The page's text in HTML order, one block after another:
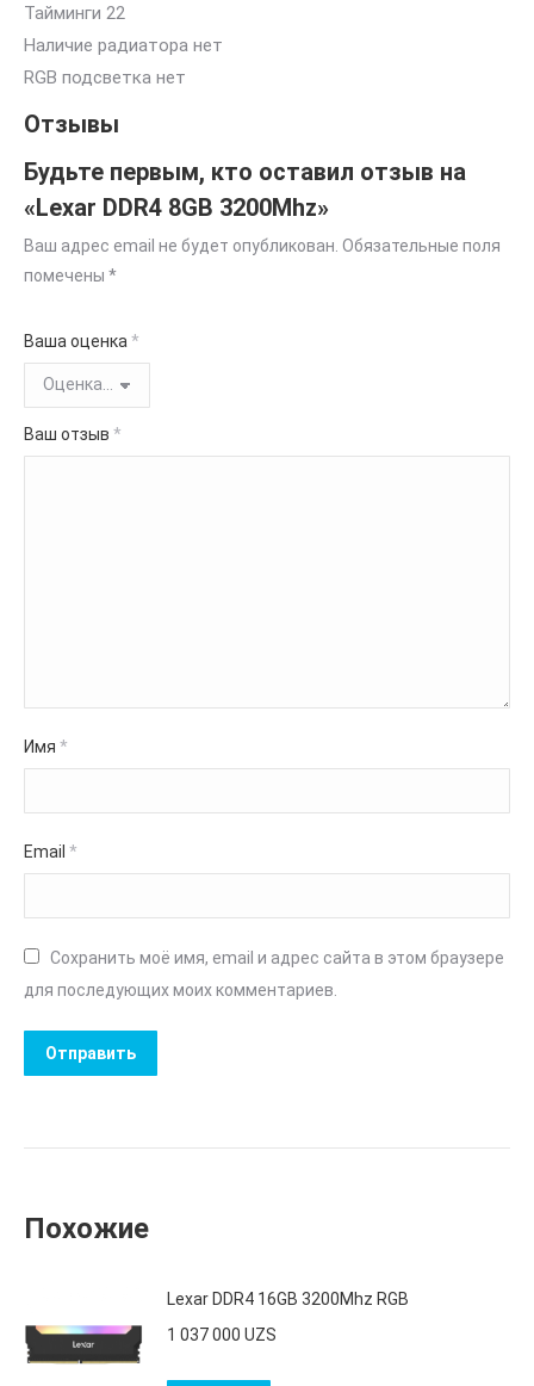
Тайминги 22
Наличие радиатора нет
RGB подсветка нет
Отзывы
Будьте первым, кто оставил отзыв на
«Lexar DDR4 8GB 3200Mhz»
Ваш адрес email не будет опубликован. Обязательные поля
помечены *
Ваша оценка *
Ваш отзыв *
Имя *
Email *
Сохранить моё имя, email и адрес сайта в этом браузере
для последующих моих комментариев.
Похожие
Lexar DDR4 16GB 3200Mhz RGB
1 037 000 UZS